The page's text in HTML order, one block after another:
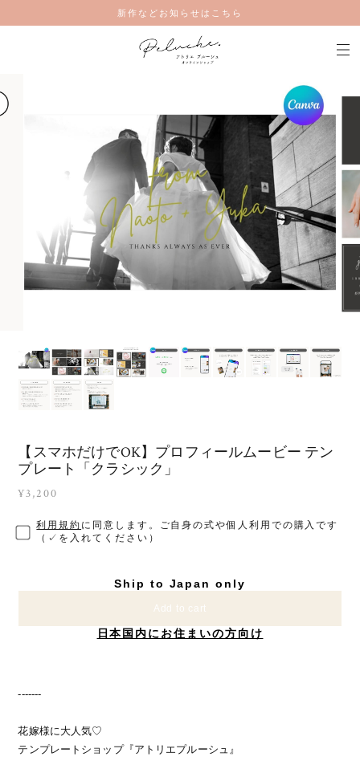
新作などお知らせはこちら
【スマホだけでOK】プロフィールムービー テン
プレート「クラシック」
¥3,200
利用規約 に同意します。ご自身の式や個人利用での購入です
（✓を入れてください）
Ship to Japan only
Add to cart
日本国内にお住まいの方向け
-------
花嫁様に大人気♡
テンプレートショップ『アトリエプルーシュ』